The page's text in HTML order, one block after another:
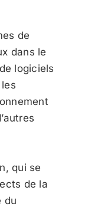
de
dans le
logiciels
qui se
de la
du